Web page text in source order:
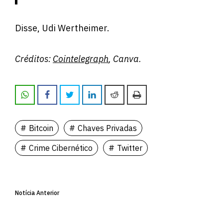
Disse, Udi Wertheimer.
Créditos: Cointelegraph, Canva.
Bitcoin
Chaves Privadas
Crime Cibernético
Twitter
Notícia Anterior